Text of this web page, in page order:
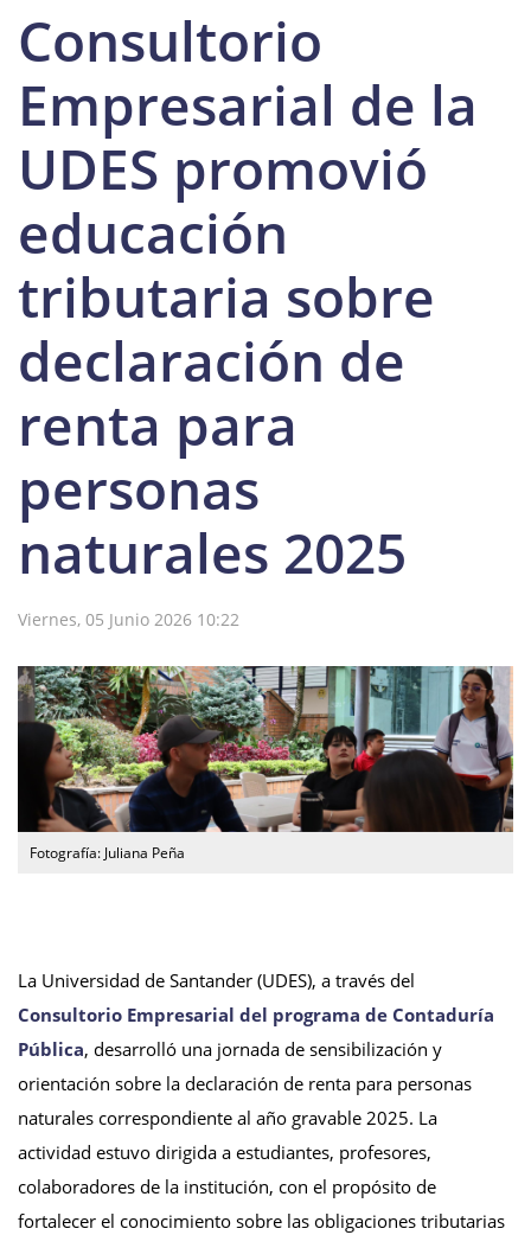
Consultorio
Empresarial de la
UDES promovió
educación
tributaria sobre
declaración de
renta para
personas
naturales 2025
Viernes, 05 Junio 2026 10:22
Fotografía: Juliana Peña
La Universidad de Santander (UDES), a través del
Consultorio Empresarial del programa de Contaduría
Pública, desarrolló una jornada de sensibilización y
orientación sobre la declaración de renta para personas
naturales correspondiente al año gravable 2025. La
actividad estuvo dirigida a estudiantes, profesores,
colaboradores de la institución, con el propósito de
fortalecer el conocimiento sobre las obligaciones tributarias